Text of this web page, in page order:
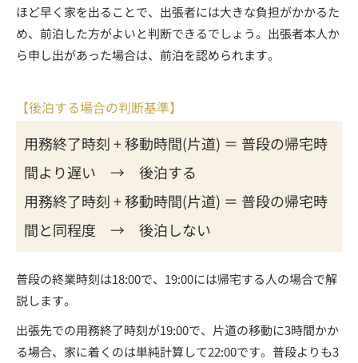
ほど早く家を出ることで、出張者には大きな負担がかかるた
め、前泊した方がよいと判断できるでしょう。出張者本人か
ら申し出があった場合は、前泊を認められます。
【後泊する場合の判断基準】
用務終了時刻 + 移動時間(片道) ＝ 普段の帰宅時
間より遅い → 後泊する
用務終了時刻 + 移動時間(片道) ＝ 普段の帰宅時
間と同程度 → 後泊しない
普段の終業時刻は18:00で、19:00には帰宅する人の場合で解
説します。
出張先での用務終了時刻が19:00で、片道の移動に3時間かか
る場合、家に着くのは単純計算して22:00です。普段よりも3